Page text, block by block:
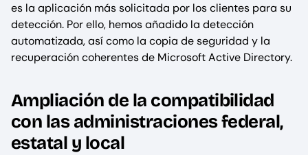
es la aplicación más solicitada por los clientes para su
detección. Por ello, hemos añadido la detección
automatizada, así como la copia de seguridad y la
recuperación coherentes de Microsoft Active Directory.
Ampliación de la compatibilidad
con las administraciones federal,
estatal y local